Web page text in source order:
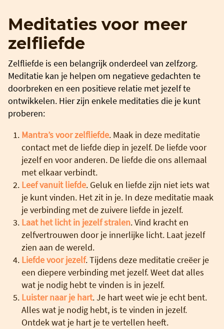
Meditaties voor meer
zelfliefde
Zelfliefde is een belangrijk onderdeel van zelfzorg.
Meditatie kan je helpen om negatieve gedachten te
doorbreken en een positieve relatie met jezelf te
ontwikkelen. Hier zijn enkele meditaties die je kunt
proberen:
Mantra’s voor zelfliefde. Maak in deze meditatie
contact met de liefde diep in jezelf. De liefde voor
jezelf en voor anderen. De liefde die ons allemaal
met elkaar verbindt.
Leef vanuit liefde. Geluk en liefde zijn niet iets wat
je kunt vinden. Het zit in je. In deze meditatie maak
je verbinding met de zuivere liefde in jezelf.
Laat het licht in jezelf stralen. Vind kracht en
zelfvertrouwen door je innerlijke licht. Laat jezelf
zien aan de wereld.
Liefde voor jezelf. Tijdens deze meditatie creëer je
een diepere verbinding met jezelf. Weet dat alles
wat je nodig hebt te vinden is in jezelf.
Luister naar je hart. Je hart weet wie je echt bent.
Alles wat je nodig hebt, is te vinden in jezelf.
Ontdek wat je hart je te vertellen heeft.